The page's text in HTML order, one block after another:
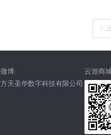
<
云游商
微博:
方天圣华数字科技有限公司